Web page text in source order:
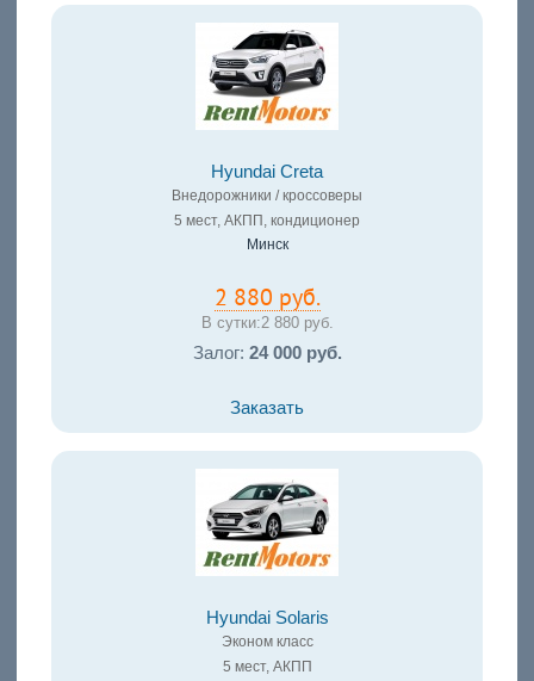
Hyundai Creta
Внедорожники / кроссоверы
5 мест, АКПП, кондиционер
Минск
2 880 руб.
В сутки:2 880 руб.
Залог: 24 000 руб.
Заказать
Hyundai Solaris
Эконом класс
5 мест, АКПП